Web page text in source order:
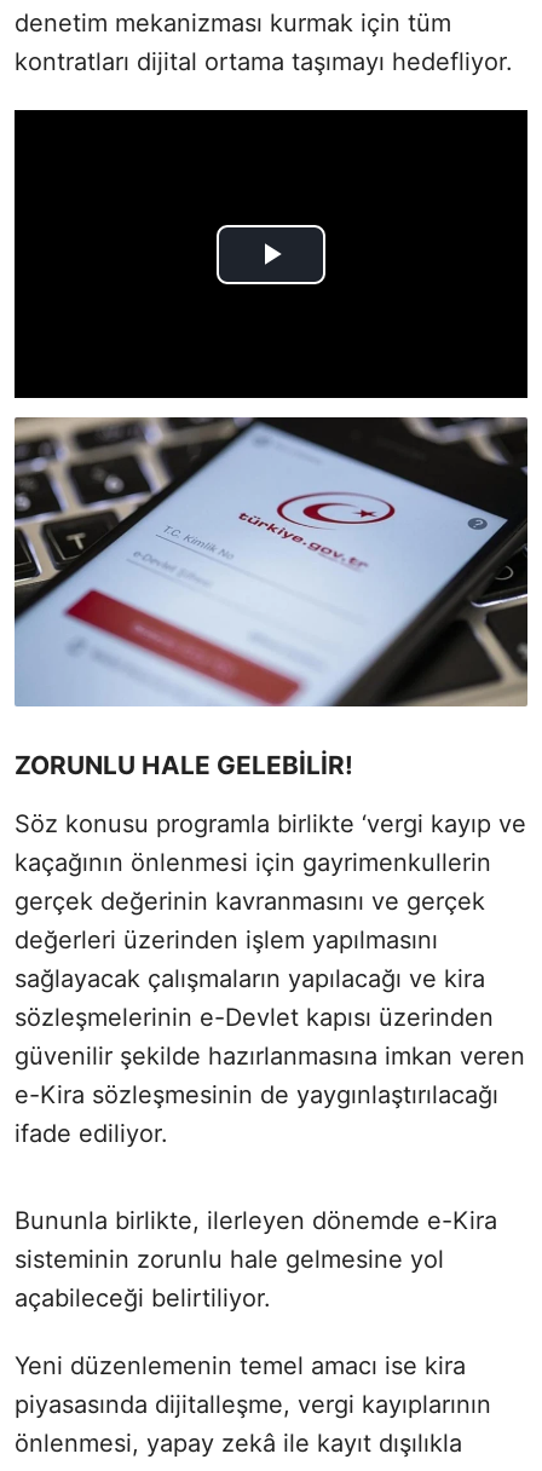
denetim mekanizması kurmak için tüm
kontratları dijital ortama taşımayı hedefliyor.
ZORUNLU HALE GELEBİLİR!
Söz konusu programla birlikte ‘vergi kayıp ve
kaçağının önlenmesi için gayrimenkullerin
gerçek değerinin kavranmasını ve gerçek
değerleri üzerinden işlem yapılmasını
sağlayacak çalışmaların yapılacağı ve kira
sözleşmelerinin e-Devlet kapısı üzerinden
güvenilir şekilde hazırlanmasına imkan veren
e-Kira sözleşmesinin de yaygınlaştırılacağı
ifade ediliyor.
Bununla birlikte, ilerleyen dönemde e-Kira
sisteminin zorunlu hale gelmesine yol
açabileceği belirtiliyor.
Yeni düzenlemenin temel amacı ise kira
piyasasında dijitalleşme, vergi kayıplarının
önlenmesi, yapay zekâ ile kayıt dışılıkla